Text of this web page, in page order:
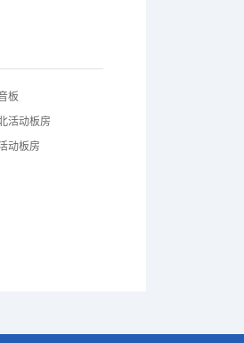
板
活动板房
动板房